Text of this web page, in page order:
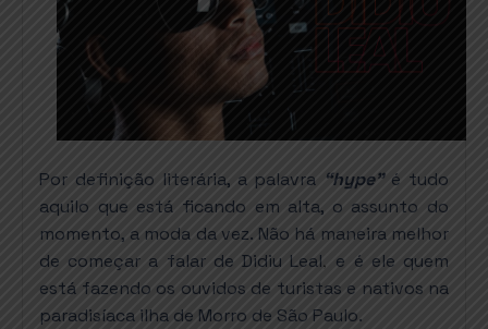
Por definição literária, a palavra “hype”é tudo
aquilo que está ficando em alta, o assunto do
momento, a moda da vez. Não há maneira melhor
de começar a falar de Didiu Leal, e é ele quem
está fazendo os ouvidos de turistas e nativos na
paradisíaca ilha de Morro de São Paulo.